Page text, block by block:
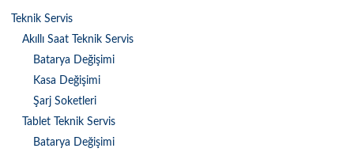
Teknik Servis
Akıllı Saat Teknik Servis
Batarya Değişimi
Kasa Değişimi
Şarj Soketleri
Tablet Teknik Servis
Batarya Değişimi